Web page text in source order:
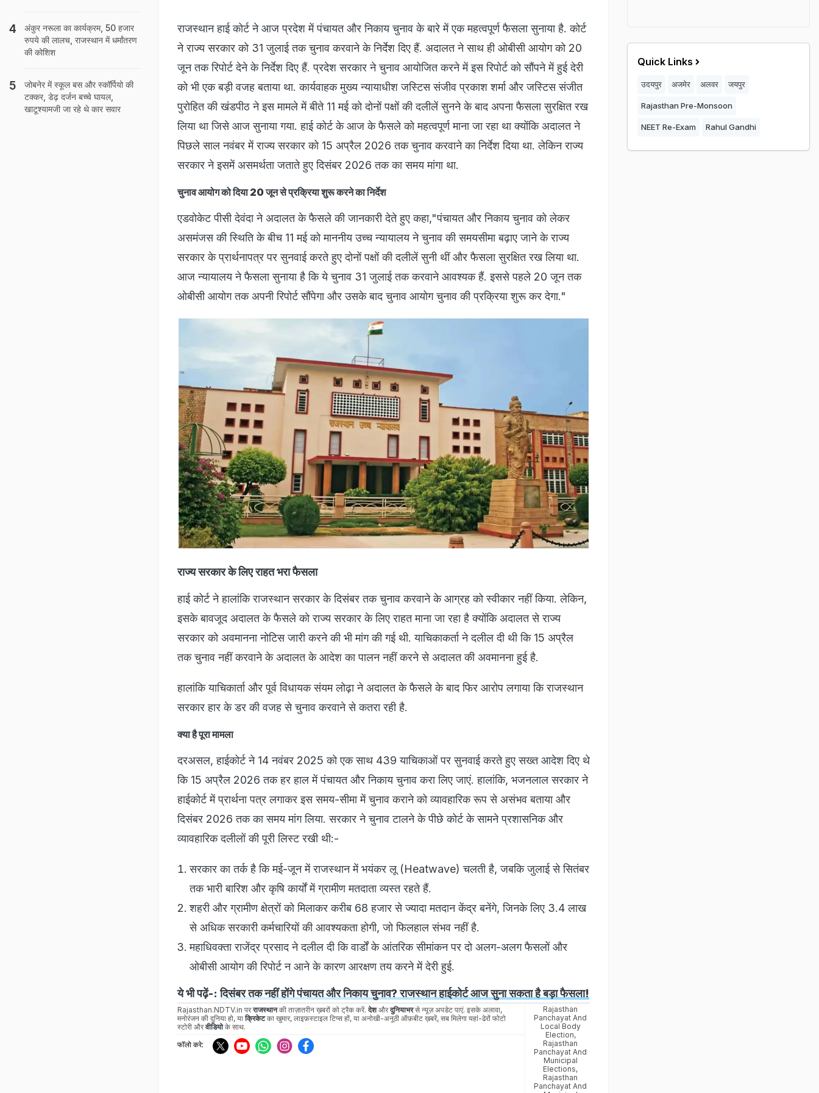
राजस्थान हाई कोर्ट ने आज प्रदेश में पंचायत और निकाय चुनाव के बारे में एक महत्वपूर्ण फैसला सुनाया है. कोर्ट
ने राज्य सरकार को 31 जुलाई तक चुनाव करवाने के निर्देश दिए हैं. अदालत ने साथ ही ओबीसी आयोग को 20
जून तक रिपोर्ट देने के निर्देश दिए हैं. प्रदेश सरकार ने चुनाव आयोजित करने में इस रिपोर्ट को सौंपने में हुई देरी
को भी एक बड़ी वजह बताया था. कार्यवाहक मुख्य न्यायाधीश जस्टिस संजीव प्रकाश शर्मा और जस्टिस संजीत
पुरोहित की खंडपीठ ने इस मामले में बीते 11 मई को दोनों पक्षों की दलीलें सुनने के बाद अपना फैसला सुरक्षित रख
लिया था जिसे आज सुनाया गया. हाई कोर्ट के आज के फैसले को महत्वपूर्ण माना जा रहा था क्योंकि अदालत ने
पिछले साल नवंबर में राज्य सरकार को 15 अप्रैल 2026 तक चुनाव करवाने का निर्देश दिया था. लेकिन राज्य
सरकार ने इसमें असमर्थता जताते हुए दिसंबर 2026 तक का समय मांगा था.
चुनाव आयोग को दिया 20 जून से प्रक्रिया शुरू करने का निर्देश
एडवोकेट पीसी देवंदा ने अदालत के फैसले की जानकारी देते हुए कहा,"पंचायत और निकाय चुनाव को लेकर
असमंजस की स्थिति के बीच 11 मई को माननीय उच्च न्यायालय ने चुनाव की समयसीमा बढ़ाए जाने के राज्य
सरकार के प्रार्थनापत्र पर सुनवाई करते हुए दोनों पक्षों की दलीलें सुनी थीं और फैसला सुरक्षित रख लिया था.
आज न्यायालय ने फैसला सुनाया है कि ये चुनाव 31 जुलाई तक करवाने आवश्यक हैं. इससे पहले 20 जून तक
ओबीसी आयोग तक अपनी रिपोर्ट सौंपेगा और उसके बाद चुनाव आयोग चुनाव की प्रक्रिया शुरू कर देगा."
राज्य सरकार के लिए राहत भरा फैसला
हाई कोर्ट ने हालांकि राजस्थान सरकार के दिसंबर तक चुनाव करवाने के आग्रह को स्वीकार नहीं किया. लेकिन,
इसके बावजूद अदालत के फैसले को राज्य सरकार के लिए राहत माना जा रहा है क्योंकि अदालत से राज्य
सरकार को अवमानना नोटिस जारी करने की भी मांग की गई थी. याचिकाकर्ता ने दलील दी थी कि 15 अप्रैल
तक चुनाव नहीं करवाने के अदालत के आदेश का पालन नहीं करने से अदालत की अवमानना हुई है.
हालांकि याचिकार्ता और पूर्व विधायक संयम लोढ़ा ने अदालत के फैसले के बाद फिर आरोप लगाया कि राजस्थान
सरकार हार के डर की वजह से चुनाव करवाने से कतरा रही है.
क्या है पूरा मामला
दरअसल, हाईकोर्ट ने 14 नवंबर 2025 को एक साथ 439 याचिकाओं पर सुनवाई करते हुए सख्त आदेश दिए थे
कि 15 अप्रैल 2026 तक हर हाल में पंचायत और निकाय चुनाव करा लिए जाएं. हालांकि, भजनलाल सरकार ने
हाईकोर्ट में प्रार्थना पत्र लगाकर इस समय-सीमा में चुनाव कराने को व्यावहारिक रूप से असंभव बताया और
दिसंबर 2026 तक का समय मांग लिया. सरकार ने चुनाव टालने के पीछे कोर्ट के सामने प्रशासनिक और
व्यावहारिक दलीलों की पूरी लिस्ट रखी थी:-
सरकार का तर्क है कि मई-जून में राजस्थान में भयंकर लू (Heatwave) चलती है, जबकि जुलाई से सितंबर
तक भारी बारिश और कृषि कार्यों में ग्रामीण मतदाता व्यस्त रहते हैं.
शहरी और ग्रामीण क्षेत्रों को मिलाकर करीब 68 हजार से ज्यादा मतदान केंद्र बनेंगे, जिनके लिए 3.4 लाख
से अधिक सरकारी कर्मचारियों की आवश्यकता होगी, जो फिलहाल संभव नहीं है.
महाधिवक्ता राजेंद्र प्रसाद ने दलील दी कि वार्डों के आंतरिक सीमांकन पर दो अलग-अलग फैसलों और
ओबीसी आयोग की रिपोर्ट न आने के कारण आरक्षण तय करने में देरी हुई.
ये भी पढ़ें-:दिसंबर तक नहीं होंगे पंचायत और निकाय चुनाव? राजस्थान हाईकोर्ट आज सुना सकता है बड़ा फैसला!
Rajasthan.NDTV.in परराजस्थानकी ताज़ातरीन ख़बरों को ट्रैक करें. देशऔरदुनियाभरसे न्यूज़ अपडेट पाएं. इसके अलावा,
मनोरंजन की दुनिया हो, या क्रिकेटका खुमार, लाइफ़स्टाइल टिप्स हों, या अनोखी-अनूठी ऑफ़बीट ख़बरें, सब मिलेगा यहां-ढेरों फोटो
स्टोरी औरवीडियोके साथ.
फॉलो करे:
Rajasthan
Panchayat And
Local Body
Election,
Rajasthan
Panchayat And
Municipal
Elections,
Rajasthan
Panchayat And
अंकुर नरूला का कार्यक्रम, 50 हजार
रुपये की लालच, राजस्थान में धर्मांतरण
की कोशिश
जोबनेर में स्कूल बस और स्कॉर्पियो की
टक्‍कर, डेढ़ दर्जन बच्चे घायल,
खाटूश्यामजी जा रहे थे कार सवार
Quick Links
उदयपुर अजमेर अलवर जयपुर
Rajasthan Pre-Monsoon
NEET Re-Exam Rahul Gandhi